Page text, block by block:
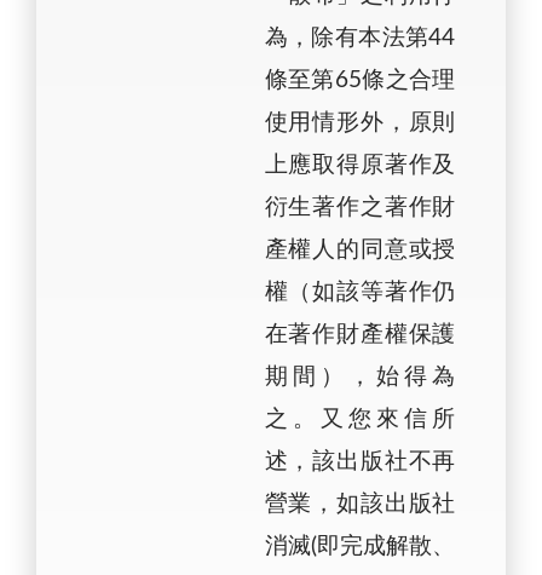
為，除有本法第44
條至第65條之合理
使用情形外，原則
上應取得原著作及
衍生著作之著作財
產權人的同意或授
權（如該等著作仍
在著作財產權保護
期間），始得為
之。又您來信所
述，該出版社不再
營業，如該出版社
消滅(即完成解散、